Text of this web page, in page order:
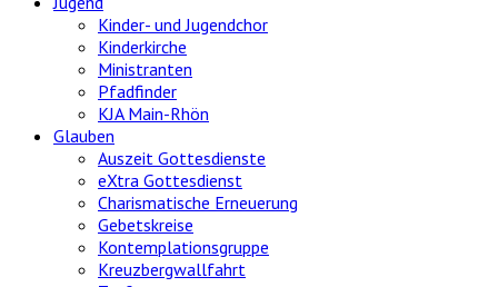
Kinder- und Jugendchor
Kinderkirche
Ministranten
Pfadfinder
KJA Main-Rhön
Glauben
Auszeit Gottesdienste
eXtra Gottesdienst
Charismatische Erneuerung
Gebetskreise
Kontemplationsgruppe
Kreuzbergwallfahrt